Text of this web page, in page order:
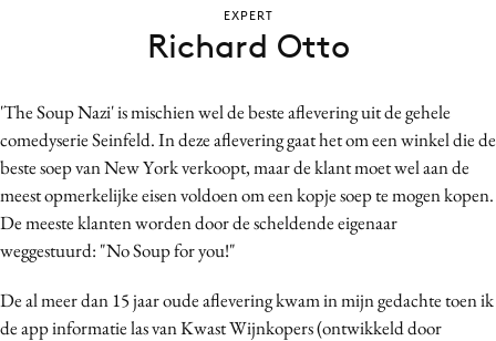
Contentmarketing
Craft
Customer Experience
Data & Insights
Design
Diversiteit
'The Soup Nazi' is mischien wel de beste aflevering uit de gehele
comedyserie Seinfeld. In deze aflevering gaat het om een winkel die de
beste soep van New York verkoopt, maar de klant moet wel aan de
meest opmerkelijke eisen voldoen om een kopje soep te mogen kopen.
De meeste klanten worden door de scheldende eigenaar
weggestuurd: "No Soup for you!"
De al meer dan 15 jaar oude aflevering kwam in mijn gedachte toen ik
de app informatie las van Kwast Wijnkopers (ontwikkeld door
EXPERT
Richard Otto